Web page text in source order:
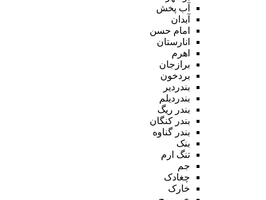
آب پخش
آبدان
امام حسن
انارستان
اهرم
برازجان
بردخون
بندردیر
بندردیلم
بندر ریگ
بندر کنگان
بندر گناوه
بنک
تنگ ارم
جم
چغادک
خارک